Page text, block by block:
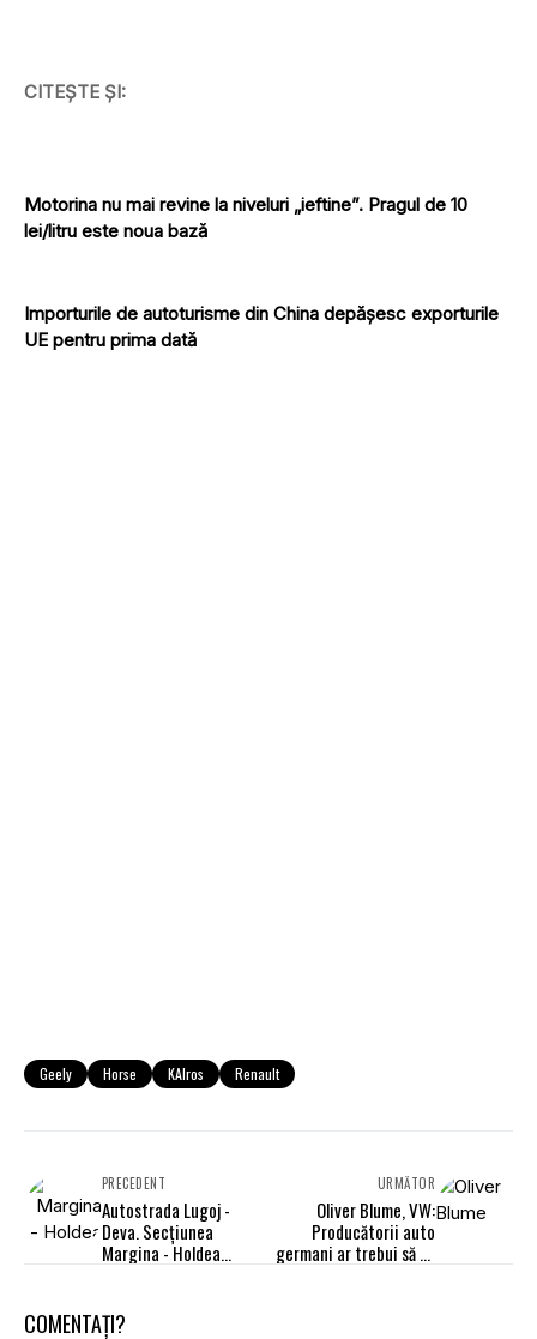
CITEȘTE ȘI:
Motorina nu mai revine la niveluri „ieftine”. Pragul de 10
lei/litru este noua bază
Importurile de autoturisme din China depășesc exporturile
UE pentru prima dată
Geely Horse KAIros Renault
PRECEDENT
Autostrada Lugoj -
Deva. Secțiunea
Margina - Holdea
URMĂTOR
Oliver Blume, VW:
Producătorii auto
germani ar trebui să se
COMENTAȚI?